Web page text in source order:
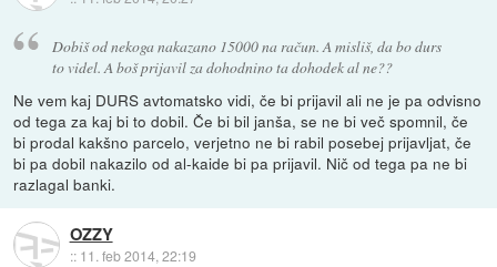
Dobiš od nekoga nakazano 15000 na račun. A misliš, da bo durs
to videl. A boš prijavil za dohodnino ta dohodek al ne??
Ne vem kaj DURS avtomatsko vidi, če bi prijavil ali ne je pa odvisno
od tega za kaj bi to dobil. Če bi bil janša, se ne bi več spomnil, če
bi prodal kakšno parcelo, verjetno ne bi rabil posebej prijavljat, če
bi pa dobil nakazilo od al-kaide bi pa prijavil. Nič od tega pa ne bi
razlagal banki.
OZZY
:: 11. feb 2014, 22:19